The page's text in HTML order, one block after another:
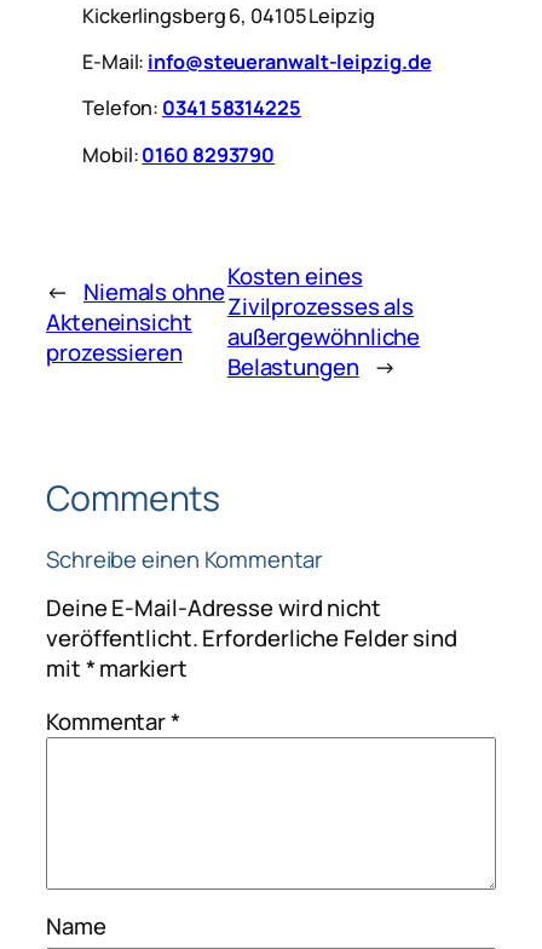
Kickerlingsberg 6, 04105 Leipzig
E-Mail: info@steueranwalt-leipzig.de
Telefon: 0341 58314225
Mobil:0160 8293790
←
Niemals ohne
Akteneinsicht
prozessieren
Kosten eines
Zivilprozesses als
außergewöhnliche
Belastungen →
Comments
Schreibe einen Kommentar
Deine E-Mail-Adresse wird nicht
veröffentlicht.Erforderliche Felder sind
mit*markiert
Kommentar*
Name